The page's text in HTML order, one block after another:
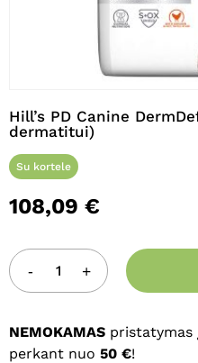
Hill’s PD Canine
dermatitui)
Su kortele
108,09 €
NEMOKAMAS pristatymas
perkant nuo 50 €!
Pavadinimas
interneto
įvesti iš